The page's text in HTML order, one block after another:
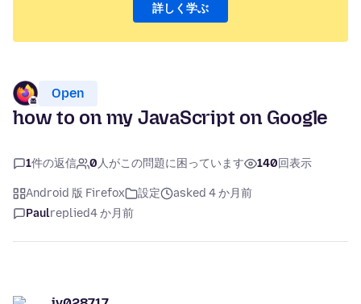
詳しく学ぶ
Open
how to on my JavaScript on Google
1件の返信 0人がこの問題に困っています 140回表示
Android 版 Firefox 設定
asked 4 か月前
Paulreplied4 か月前